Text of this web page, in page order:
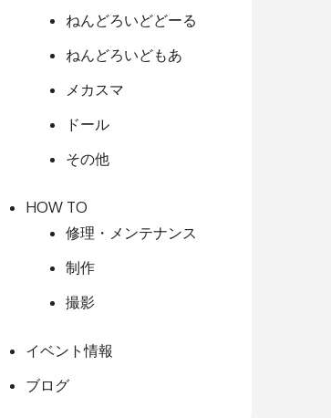
ねんどろいどどーる
ねんどろいどもあ
メカスマ
ドール
その他
HOW TO
修理・メンテナンス
制作
撮影
イベント情報
ブログ